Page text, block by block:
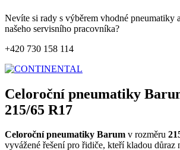
Nevíte si rady s výběrem vhodné pneumatiky
našeho servisního pracovníka?
+420 730 158 114
Celoroční pneumatiky
215/65 R17
Celoroční pneumatiky Barum v rozměru
vyvážené řešení pro řidiče, kteří kladou důraz